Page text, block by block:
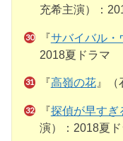
充希主演）：
『サバイバル・
2018夏ドラマ
『高嶺の花』（
『探偵が早すぎ
演）：2018夏